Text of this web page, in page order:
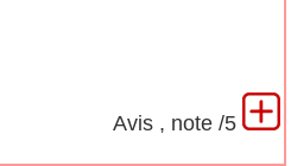
Avis , note /5